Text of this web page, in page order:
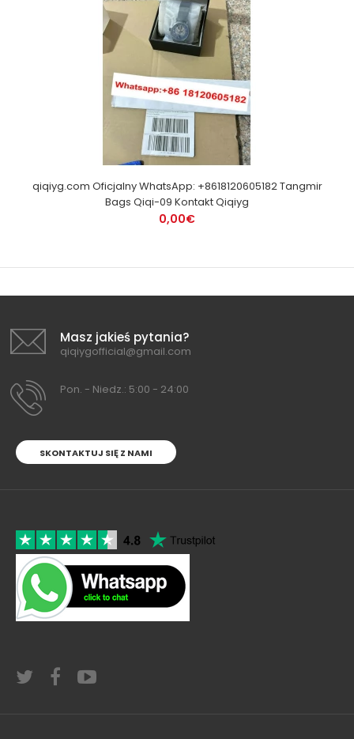
qiqiyg.com Oficjalny WhatsApp: +8618120605182 Tangmir
Bags Qiqi-09 Kontakt Qiqiyg
0,00€
Masz jakieś pytania?
qiqiygofficial@gmail.com
Pon. - Niedz.: 5:00 - 24:00
SKONTAKTUJ SIĘ Z NAMI